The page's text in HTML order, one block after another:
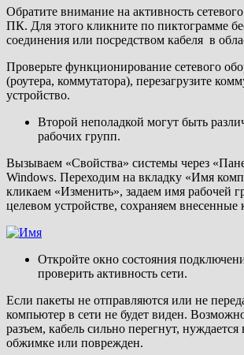
Обратите внимание на активность
ПК. Для этого кликните по пиктограмме
соединения или посредством кабеля в
Проверьте функционирование сетевого
(роутера, коммутатора), перезагрузите
устройство.
Второй неполадкой могут быть
рабочих групп.
Вызываем «Свойства» системы через
Windows. Переходим на вкладку «Имя
кликаем «Изменить», задаем имя рабочей
целевом устройстве, сохраняем внесенные
Откройте окно состояния
проверить активность сети.
Если пакеты не отправляются или не
компьютер в сети не будет виден.
разъем, кабель сильно перегнут,
обжимке или поврежден.